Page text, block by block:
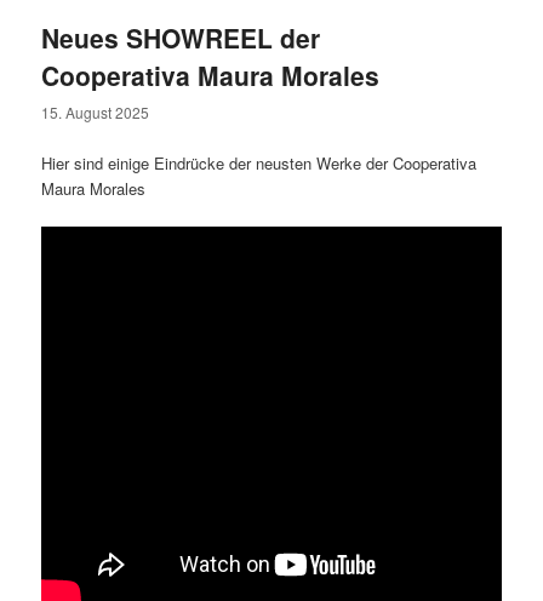
Neues SHOWREEL der
Cooperativa Maura Morales
15. August 2025
Hier sind einige Eindrücke der neusten Werke der Cooperativa
Maura Morales